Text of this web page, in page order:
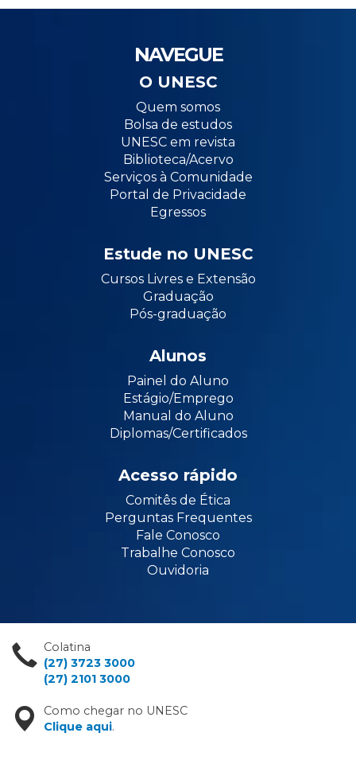
NAVEGUE
O UNESC
Quem somos
Bolsa de estudos
UNESC em revista
Biblioteca/Acervo
Serviços à Comunidade
Portal de Privacidade
Egressos
Estude no UNESC
Cursos Livres e Extensão
Graduação
Pós-graduação
Alunos
Painel do Aluno
Estágio/Emprego
Manual do Aluno
Diplomas/Certificados
Acesso rápido
Comitês de Ética
Perguntas Frequentes
Fale Conosco
Trabalhe Conosco
Ouvidoria
Colatina
(27) 3723 3000
(27) 2101 3000
Como chegar no UNESC
Clique aqui.